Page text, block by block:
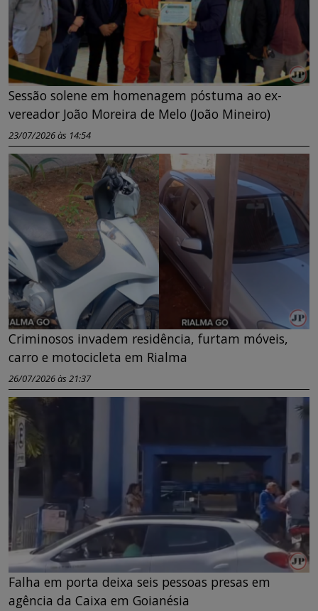
Sessão solene em homenagem póstuma ao ex-
vereador João Moreira de Melo (João Mineiro)
23/07/2026 às 14:54
Criminosos invadem residência, furtam móveis,
carro e motocicleta em Rialma
26/07/2026 às 21:37
Falha em porta deixa seis pessoas presas em
agência da Caixa em Goianésia